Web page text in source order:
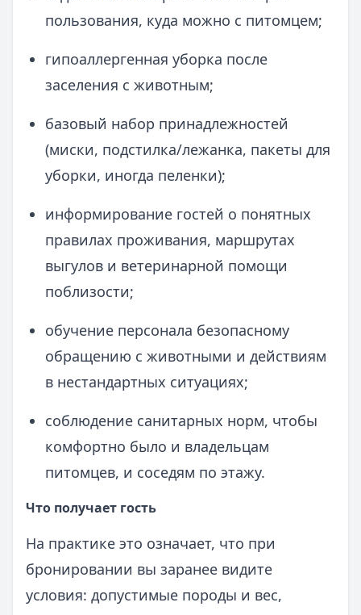
пользования, куда можно с питомцем;
гипоаллергенная уборка после
заселения с животным;
базовый набор принадлежностей
(миски, подстилка/лежанка, пакеты для
уборки, иногда пеленки);
информирование гостей о понятных
правилах проживания, маршрутах
выгулов и ветеринарной помощи
поблизости;
обучение персонала безопасному
обращению с животными и действиям
в нестандартных ситуациях;
соблюдение санитарных норм, чтобы
комфортно было и владельцам
питомцев, и соседям по этажу.
Что получает гость
На практике это означает, что при
бронировании вы заранее видите
условия: допустимые породы и вес,